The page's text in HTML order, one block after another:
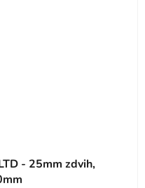
- 25mm zdvih,